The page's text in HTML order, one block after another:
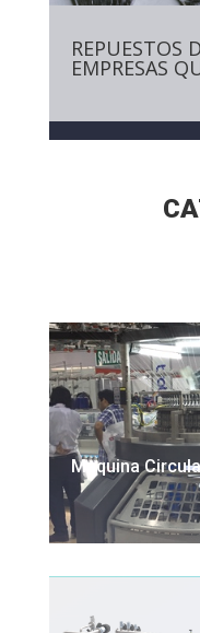
REPUESTOS
EMPRESAS
Maquina